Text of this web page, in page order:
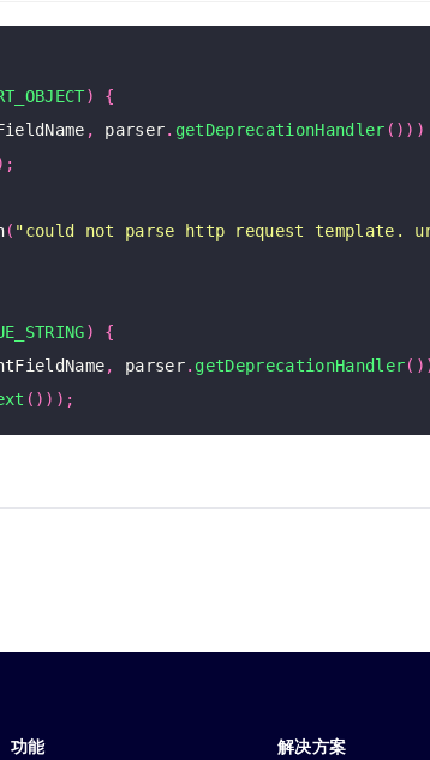
)
{
, parser. getDeprecationHandler ()))
( "could not parse http request template.
)
{
, parser. getDeprecationHandler
()));
功能 解决方案